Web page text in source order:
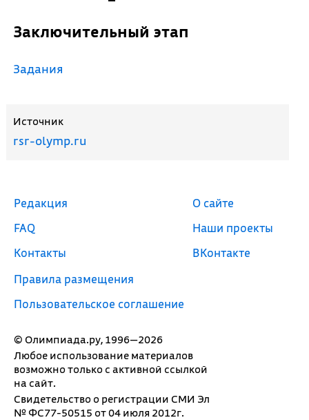
Заключительный этап
Задания
Источник
rsr-olymp.ru
© Олимпиада.ру, 1996—2026
Любое использование материалов
возможно только с активной ссылкой
на сайт.
Свидетельство о регистрации СМИ Эл
№ ФС77-50515 от 04 июля 2012г.
Редакция
FAQ
Контакты
Правила размещения
Пользовательское соглашение
О сайте
Наши проекты
ВКонтакте